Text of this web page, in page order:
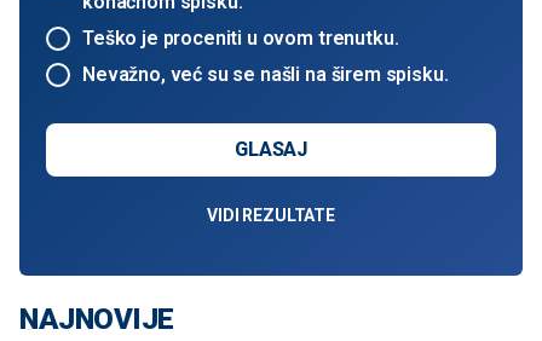
Teško je proceniti u ovom trenutku.
Nevažno, već su se našli na širem spisku.
GLASAJ
VIDI REZULTATE
NAJNOVIJE